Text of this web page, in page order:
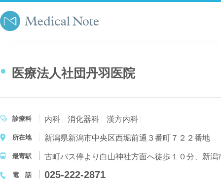
医療法人社団丹羽医院
診療科 内科 消化器科 漢方内科
所在地 新潟県新潟市中央区西堀前通３番町７２２番地
最寄駅 古町バス停より白山神社方面へ徒歩１０分、新
電 話 025-222-2871